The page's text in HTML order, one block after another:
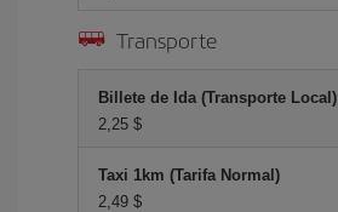
Transporte
Billete de Ida (Transporte Local)
2,25 $
Taxi 1km (Tarifa Normal)
2,49 $